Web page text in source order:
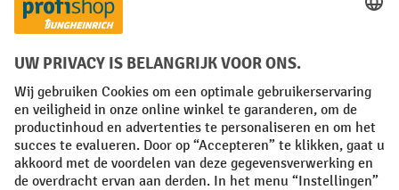
Facebook
YouTube
LinkedInInstagram
Algemene leveringsvoorwaarden Copyright
Privacyverklaring Privacy Instellingen
All prices excl. VAT plusshipping costs and possible delivery charges,